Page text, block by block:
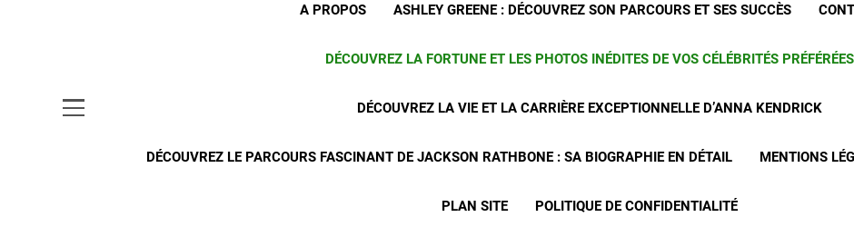
A PROPOS ASHLEY GREENE : DÉCOUVREZ SON PARCOURS ET SES SUCCÈS
DÉCOUVREZ LA FORTUNE ET LES PHOTOS INÉDITES DE VOS CÉLÉBRITÉS PRÉFÉRÉES
DÉCOUVREZ LA VIE ET LA CARRIÈRE EXCEPTIONNELLE D’ANNA KENDRICK
DÉCOUVREZ LE PARCOURS FASCINANT DE JACKSON RATHBONE : SA BIOGRAPHIE EN DÉTAIL MENTIONS
PLAN SITE POLITIQUE DE CONFIDENTIALITÉ